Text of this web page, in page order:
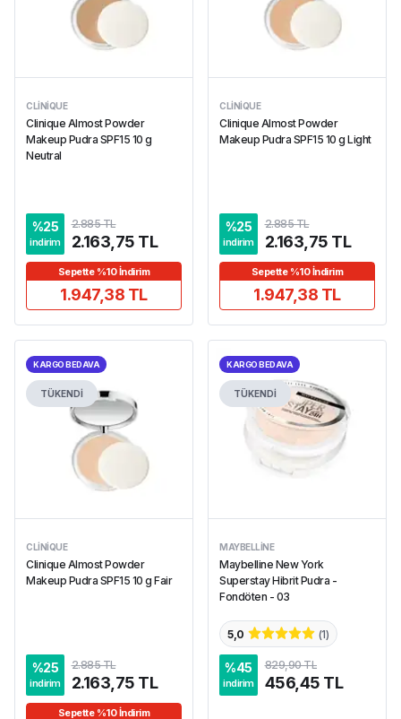
CLINIQUE
Clinique Almost Powder
Makeup Pudra SPF15 10 g
Neutral
%25
indirim
2.885 TL
2.163,75 TL
Sepette %10 İndirim
1.947,38 TL
CLINIQUE
Clinique Almost Powder
Makeup Pudra SPF15 10 g Light
%25
indirim
2.885 TL
2.163,75 TL
Sepette %10 İndirim
1.947,38 TL
KARGO BEDAVA
TÜKENDİ
CLINIQUE
Clinique Almost Powder
Makeup Pudra SPF15 10 g Fair
%25
indirim
2.885 TL
2.163,75 TL
Sepette %10 İndirim
KARGO BEDAVA
TÜKENDİ
MAYBELLINE
Maybelline New York
Superstay Hibrit Pudra -
Fondöten - 03
5,0 (1)
%45
indirim
829,90 TL
456,45 TL